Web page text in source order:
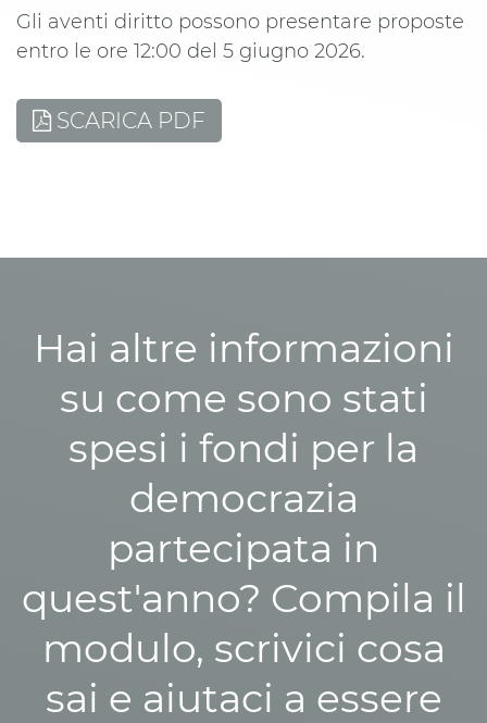
Gli aventi diritto possono presentare proposte
entro le ore 12:00 del 5 giugno 2026.
SCARICA PDF
Hai altre informazioni
su come sono stati
spesi i fondi per la
democrazia
partecipata in
quest'anno? Compila il
modulo, scrivici cosa
sai e aiutaci a essere